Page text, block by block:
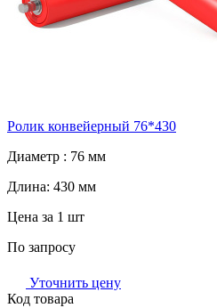
Ролик конвейерный 76*430
Диаметр : 76 мм
Длина: 430 мм
Цена за 1 шт
По запросу
Уточнить цену
Код товара